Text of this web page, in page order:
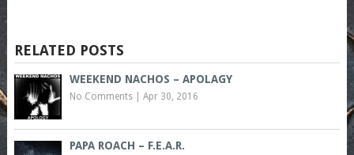
RELATED POSTS
WEEKEND NACHOS – APOLAGY
No Comments| Apr 30, 2016
PAPA ROACH – F.E.A.R.